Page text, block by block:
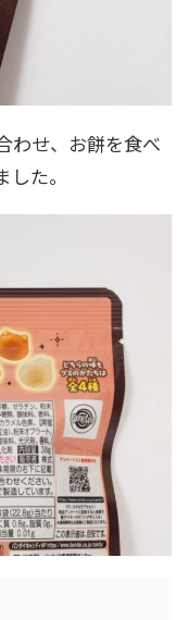
わせ、お餅を食べ
た。